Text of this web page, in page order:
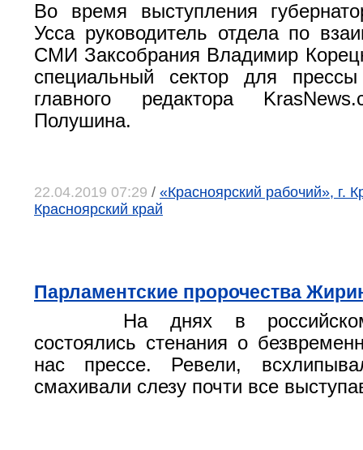
Во время выступления
Усса руководитель отдела по
СМИ Заксобрания Владимир
специальный сектор для
главного редактора
Полушина.
22.04.2019 07:29 / «Красноярский рабочий», г.
Красноярский край
Парламентские пророчества
На днях в
состоялись стенания о
нас прессе. Ревели,
смахивали слезу почти все